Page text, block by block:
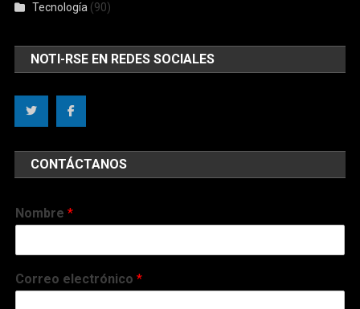
Tecnología (90)
NOTI-RSE EN REDES SOCIALES
CONTÁCTANOS
Nombre*
Correo electrónico*